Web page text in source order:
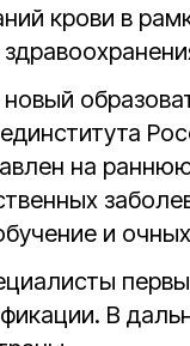
крови в
на
и
В